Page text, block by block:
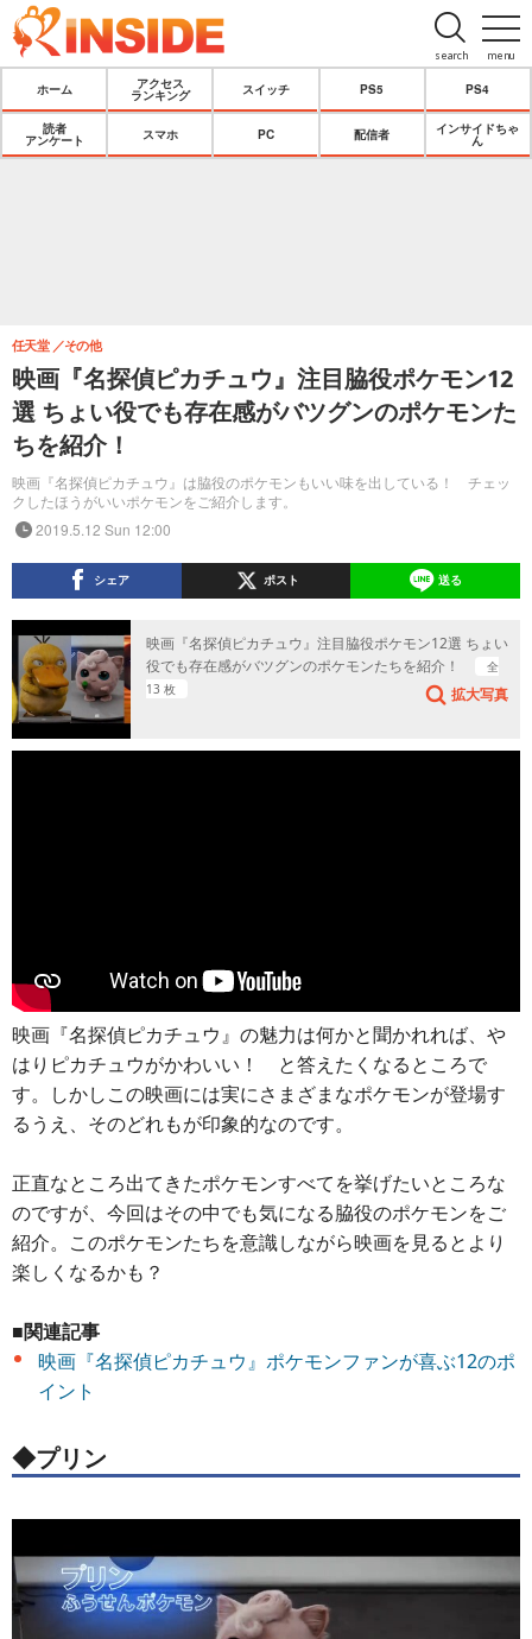
menu
search
ホーム
アクセス
ランキング
スイッチ PS5 PS4
読者
アンケート
スマホ PC 配信者
インサイドちゃ
ん
映画『名探偵ピカチュウ』注目脇役ポケモン12
選 ちょい役でも存在感がバツグンのポケモンた
ちを紹介！
映画『名探偵ピカチュウ』は脇役のポケモンもいい味を出している！ チェッ
クしたほうがいいポケモンをご紹介します。
任天堂 その他
2019.5.12 Sun 12:00
シェア ポスト 送る
映画『名探偵ピカチュウ』注目脇役ポケモン12選 ちょい
役でも存在感がバツグンのポケモンたちを紹介！
全
13 枚
拡大写真
映画『名探偵ピカチュウ』の魅力は何かと聞かれれば、や
はりピカチュウがかわいい！ と答えたくなるところで
す。しかしこの映画には実にさまざまなポケモンが登場す
るうえ、そのどれもが印象的なのです。
正直なところ出てきたポケモンすべてを挙げたいところな
のですが、今回はその中でも気になる脇役のポケモンをご
紹介。このポケモンたちを意識しながら映画を見るとより
楽しくなるかも？
■関連記事
映画『名探偵ピカチュウ』ポケモンファンが喜ぶ12のポ
イント
◆プリン